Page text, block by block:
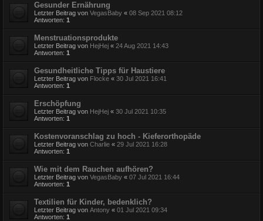
Gesunder Ernährung
Letzter Beitrag von VegasBaby « 08 Sep 2021 08:12
Antworten: 1
Menstruationsprodukte
Letzter Beitrag von HejHej « 24 Aug 2021 14:43
Antworten: 1
Gesundheitliche Tipps für Haustiere
Letzter Beitrag von Flocke « 30 Jul 2021 16:41
Antworten: 1
Erschöpfung
Letzter Beitrag von HejHej « 30 Jul 2021 10:35
Antworten: 1
Kostenvoranschlag zu hoch - Kieferorthopäde
Letzter Beitrag von Charlie « 29 Jul 2021 16:28
Antworten: 1
Wie mit dem Rauchen aufhören?
Letzter Beitrag von VegasBaby « 07 Jul 2021 16:44
Antworten: 1
Textilien für Kinder, bedenklich?
Letzter Beitrag von Antony « 01 Jul 2021 09:34
Antworten: 1